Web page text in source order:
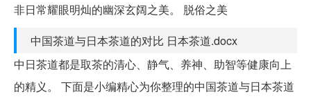
非日常耀眼明灿的幽深玄阔之美。 脱俗之美
中国茶道与日本茶道的对比 日本茶道.docx
中日茶道都是取茶的清心、静气、养神、助智等健康向上
的精义。 下面是小编精心为你整理的中国茶道与日本茶道